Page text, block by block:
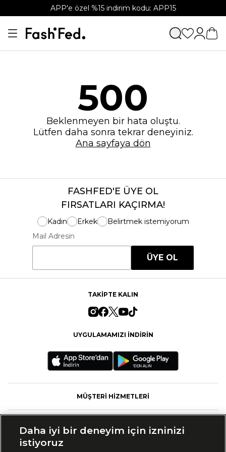
APP'e özel %15 indirim kodu: APP15
500
Beklenmeyen bir hata oluştu.
Lütfen daha sonra tekrar deneyiniz.
Ana sayfaya dön
FASHFED'E ÜYE OL
FIRSATLARI KAÇIRMA!
Kadın Erkek
Belirtmek istemiyorum
Mail Adresin
ÜYE OL
TAKİPTE KALIN
UYGULAMAMIZI İNDİRİN
MÜŞTERİ HİZMETLERİ
Daha iyi bir deneyim için izninizi
istiyoruz